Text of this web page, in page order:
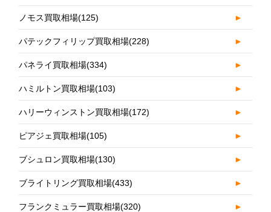
ノモス買取相場(125) ►
パテックフィリップ買取相場(228) ►
パネライ買取相場(334) ►
ハミルトン買取相場(103) ►
ハリーウィンストン買取相場(172) ►
ピアジェ買取相場(105) ►
ブシュロン買取相場(130) ►
ブライトリング買取相場(433) ►
フランクミュラー買取相場(320) ►